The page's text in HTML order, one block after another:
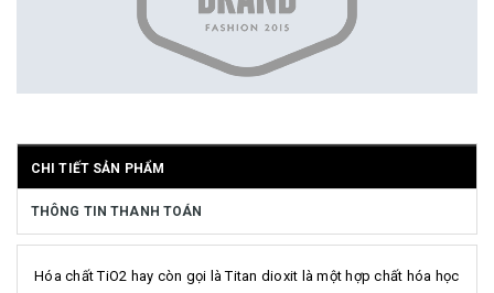
CHI TIẾT SẢN PHẨM
THÔNG TIN THANH TOÁN
Hóa chất TiO2 hay còn gọi là Titan dioxit là một hợp chất hóa học